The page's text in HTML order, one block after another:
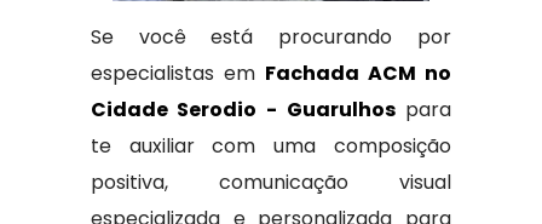
Se você está procurando por
especialistas em Fachada ACM no
Cidade Serodio - Guarulhospara
te auxiliar com uma composição
positiva, comunicação visual